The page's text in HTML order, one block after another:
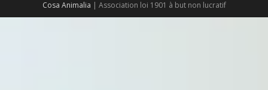
Cosa Animalia | Association loi 1901 à but non lucratif